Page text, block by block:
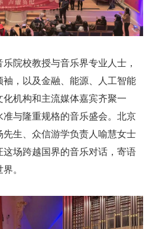
院校教授与音乐界专业人士，
，以及金融、能源、人工智能
机构和主流媒体嘉宾齐聚一
与隆重规格的音乐盛会。北京
生、众信游学负责人喻慧女士
场跨越国界的音乐对话，寄语
。